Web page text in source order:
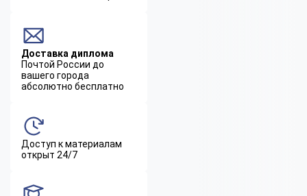
Доставка диплома
Почтой России до
вашего города
абсолютно бесплатно
Доступ к материалам
открыт 24/7